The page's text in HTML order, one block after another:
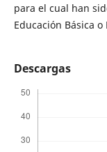
para el cual han
Educación Básica
Descargas